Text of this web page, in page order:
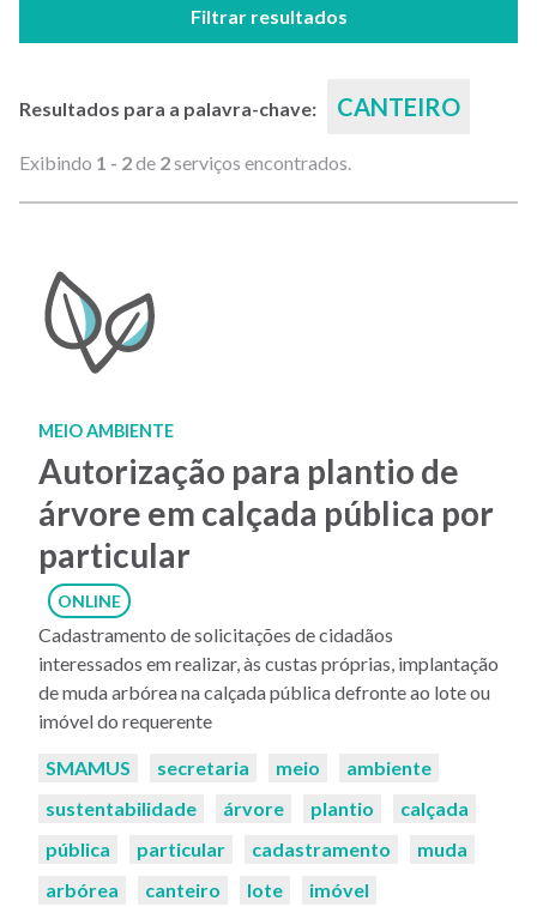
Filtrar resultados
Resultados para a palavra-chave: CANTEIRO
Exibindo 1 - 2de 2serviços encontrados.
MEIO AMBIENTE
Autorização para plantio de
árvore em calçada pública por
particular
ONLINE
Cadastramento de solicitações de cidadãos
interessados em realizar, às custas próprias, implantação
de muda arbórea na calçada pública defronte ao lote ou
imóvel do requerente
Palavras-
SMAMUS secretaria meio
ambiente
sustentabilidade
árvore plantio
calçada
pública
particular cadastramento
muda
arbórea
canteiro lote imóvel